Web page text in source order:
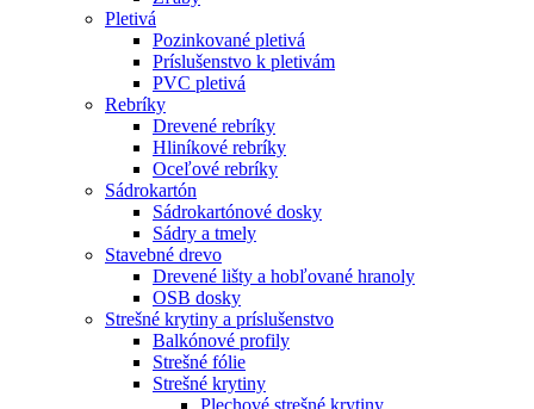
Pletivá
Pozinkované pletivá
Príslušenstvo k pletivám
PVC pletivá
Rebríky
Drevené rebríky
Hliníkové rebríky
Oceľové rebríky
Sádrokartón
Sádrokartónové dosky
Sádry a tmely
Stavebné drevo
Drevené lišty a hobľované hranoly
OSB dosky
Strešné krytiny a príslušenstvo
Balkónové profily
Strešné fólie
Strešné krytiny
Plechové strešné krytiny